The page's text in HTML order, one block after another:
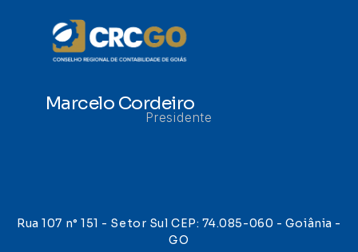
Marcelo Cordeiro
Presidente
Rua 107 n° 151 - Setor Sul CEP: 74.085-060 - Goiânia -
GO